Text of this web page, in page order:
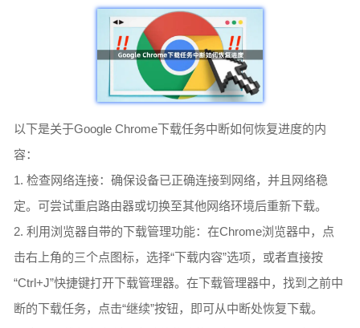
以下是关于Google Chrome下载任务中断如何恢复进度的内
容：
1. 检查网络连接：确保设备已正确连接到网络，并且网络稳
定。可尝试重启路由器或切换至其他网络环境后重新下载。
2. 利用浏览器自带的下载管理功能：在Chrome浏览器中，点
击右上角的三个点图标，选择“下载内容”选项，或者直接按
“Ctrl+J”快捷键打开下载管理器。在下载管理器中，找到之前中
断的下载任务，点击“继续”按钮，即可从中断处恢复下载。